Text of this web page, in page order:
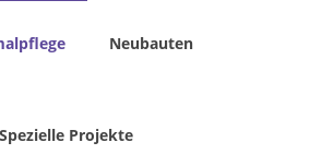
Neubauten
Spezielle Projekte